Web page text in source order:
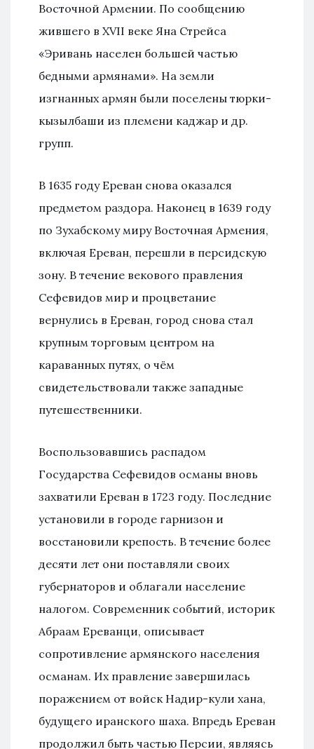
Восточной Армении. По сообщению
жившего в XVII веке Яна Стрейса
«Эривань населен большей частью
бедными армянами». На земли
изгнанных армян были поселены тюрки-
кызылбаши из племени каджар и др.
групп.
В 1635 году Ереван снова оказался
предметом раздора. Наконец в 1639 году
по Зухабскому миру Восточная Армения,
включая Ереван, перешли в персидскую
зону. В течение векового правления
Сефевидов мир и процветание
вернулись в Ереван, город снова стал
крупным торговым центром на
караванных путях, о чём
свидетельствовали также западные
путешественники.
Воспользовавшись распадом
Государства Сефевидов османы вновь
захватили Ереван в 1723 году. Последние
установили в городе гарнизон и
восстановили крепость. В течение более
десяти лет они поставляли своих
губернаторов и облагали население
налогом. Современник событий, историк
Абраам Ереванци, описывает
сопротивление армянского населения
османам. Их правление завершилась
поражением от войск Надир-кули хана,
будущего иранского шаха. Впредь Ереван
продолжил быть частью Персии, являясь